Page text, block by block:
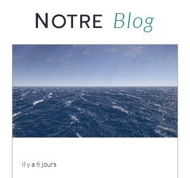
NOTRE Blog
il y a 6 jours